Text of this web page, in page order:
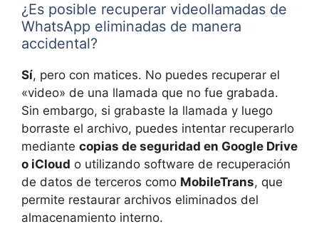
¿Es posible recuperar videollamadas de
WhatsApp eliminadas de manera
accidental?
Sí, pero con matices. No puedes recuperar el
«video» de una llamada que no fue grabada.
Sin embargo, si grabaste la llamada y luego
borraste el archivo, puedes intentar recuperarlo
mediante copias de seguridad en Google Drive
o iCloud o utilizando software de recuperación
de datos de terceros como MobileTrans, que
permite restaurar archivos eliminados del
almacenamiento interno.